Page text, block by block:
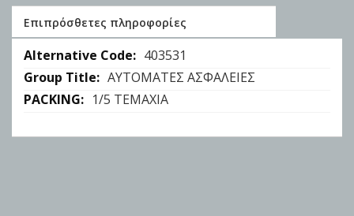
Επιπρόσθετες πληροφορίες
Επιπρόσθετες
πληροφορίες
403531
ΑΥΤΟΜΑΤΕΣ ΑΣΦΑΛΕΙΕΣ
1/5 ΤΕΜΑΧΙΑ